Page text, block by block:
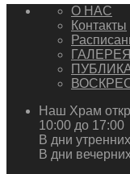
О НАС
Контакты
ГАЛЕРЕЯ
Наш Храм
10:00 до 17:00
В дни
В дни